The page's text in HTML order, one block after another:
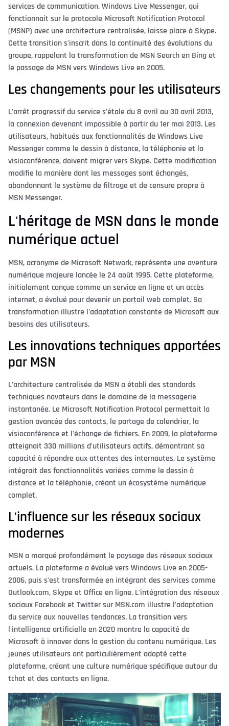
services de communication. Windows Live Messenger, qui
fonctionnait sur le protocole Microsoft Notification Protocol
(MSNP) avec une architecture centralisée, laisse place à Skype.
Cette transition s'inscrit dans la continuité des évolutions du
groupe, rappelant la transformation de MSN Search en Bing et
le passage de MSN vers Windows Live en 2005.
Les changements pour les utilisateurs
L'arrêt progressif du service s'étale du 8 avril au 30 avril 2013,
la connexion devenant impossible à partir du 1er mai 2013. Les
utilisateurs, habitués aux fonctionnalités de Windows Live
Messenger comme le dessin à distance, la téléphonie et la
visioconférence, doivent migrer vers Skype. Cette modification
modifie la manière dont les messages sont échangés,
abandonnant le système de filtrage et de censure propre à
MSN Messenger.
L'héritage de MSN dans le monde
numérique actuel
MSN, acronyme de Microsoft Network, représente une aventure
numérique majeure lancée le 24 août 1995. Cette plateforme,
initialement conçue comme un service en ligne et un accès
internet, a évolué pour devenir un portail web complet. Sa
transformation illustre l'adaptation constante de Microsoft aux
besoins des utilisateurs.
Les innovations techniques apportées
par MSN
L'architecture centralisée de MSN a établi des standards
techniques novateurs dans le domaine de la messagerie
instantanée. Le Microsoft Notification Protocol permettait la
gestion avancée des contacts, le partage de calendrier, la
visioconférence et l'échange de fichiers. En 2009, la plateforme
atteignait 330 millions d'utilisateurs actifs, démontrant sa
capacité à répondre aux attentes des internautes. Le système
intégrait des fonctionnalités variées comme le dessin à
distance et la téléphonie, créant un écosystème numérique
complet.
L'influence sur les réseaux sociaux
modernes
MSN a marqué profondément le paysage des réseaux sociaux
actuels. La plateforme a évolué vers Windows Live en 2005-
2006, puis s'est transformée en intégrant des services comme
Outlook.com, Skype et Office en ligne. L'intégration des réseaux
sociaux Facebook et Twitter sur MSN.com illustre l'adaptation
du service aux nouvelles tendances. La transition vers
l'intelligence artificielle en 2020 montre la capacité de
Microsoft à innover dans la gestion du contenu numérique. Les
jeunes utilisateurs ont particulièrement adopté cette
plateforme, créant une culture numérique spécifique autour du
tchat et des contacts en ligne.